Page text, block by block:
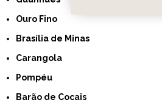
Ouro Fino
Brasília de Minas
Carangola
Pompéu
Barão de Cocais